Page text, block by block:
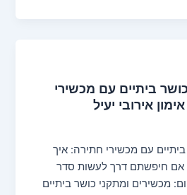
ביתיים עם מכשירי
אירובי יעיל
עם מכשירי חתירה: איך
אם חיפשתם דרך לעשות סדר
מכשירים ומתקני כושר ביתיים